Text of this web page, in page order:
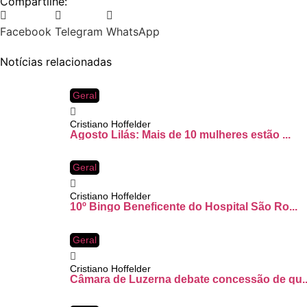
Facebook Telegram WhatsApp
Notícias relacionadas
Geral
Cristiano Hoffelder
Agosto Lilás: Mais de 10 mulheres estão ...
Geral
Cristiano Hoffelder
10º Bingo Beneficente do Hospital São Ro...
Geral
Cristiano Hoffelder
Câmara de Luzerna debate concessão de